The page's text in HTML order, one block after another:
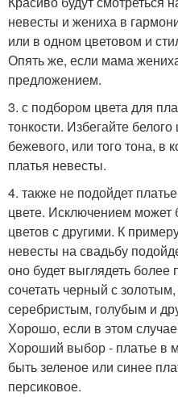
невесты и жениха в
или в одном цветовом и
Опять же, если мама
предложением.
3. с подбором цвета для
тонкости. Избегайте
бежевого, или того тона, в
платья невесты.
4. также не подойдет
цвете. Исключением может
цветов с другими. К
невесты на свадьбу
оно будет выглядеть
сочетать черный с
серебристым, голубым и
Хорошо, если в этом случае
Хороший выбор - платье в
быть зеленое или синее
персиковое.